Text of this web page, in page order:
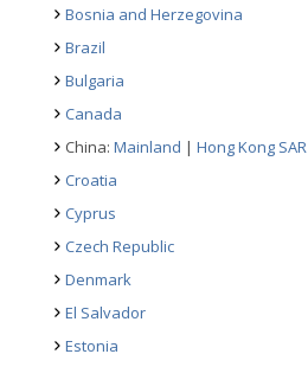
Bosnia and Herzegovina
Brazil
Bulgaria
Canada
China: Mainland | Hong Kong SAR
Croatia
Cyprus
Czech Republic
Denmark
El Salvador
Estonia